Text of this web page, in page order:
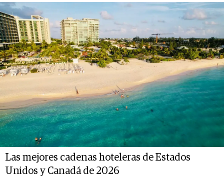
Las mejores cadenas hoteleras de Estados
Unidos y Canadá de 2026